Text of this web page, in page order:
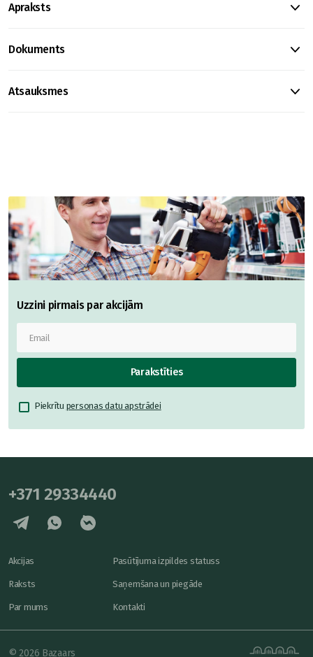
Apraksts
Dokuments
Atsauksmes
Uzzini pirmais par akcijām
Parakstīties
Piekrītu personas datu apstrādei
+371 29334440
Akcijas
Raksts
Par mums
Pasūtījuma izpildes statuss
Saņemšana un piegāde
Kontakti
© 2026 Bazaars